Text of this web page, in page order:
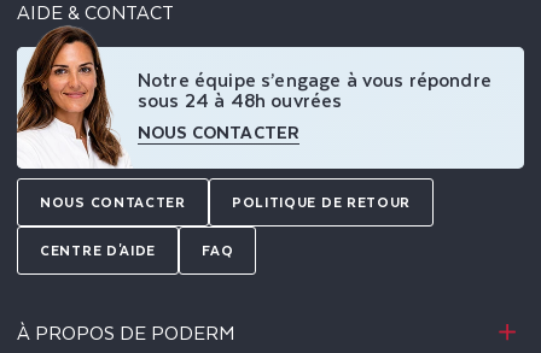
AIDE & CONTACT
Notre équipe s’engage à vous répondre
sous 24 à 48h ouvrées
NOUS CONTACTER
NOUS CONTACTER POLITIQUE DE RETOUR
CENTRE D'AIDE FAQ
À PROPOS DE PODERM